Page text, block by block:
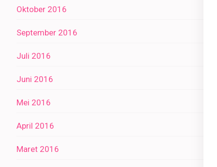
Oktober 2016
September 2016
Juli 2016
Juni 2016
Mei 2016
April 2016
Maret 2016